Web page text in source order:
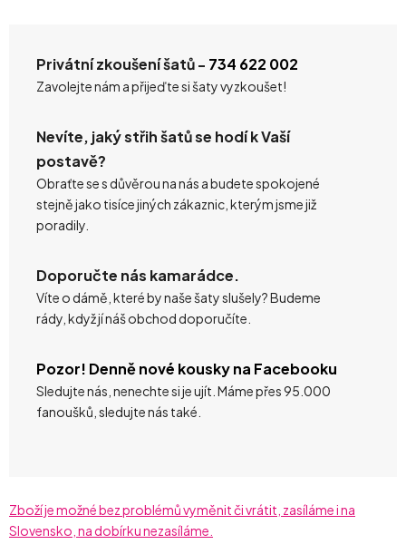
Privátní zkoušení šatů - 734 622 002
Zavolejte nám a přijeďte si šaty vyzkoušet!
Nevíte, jaký střih šatů se hodí k Vaší
postavě?
Obraťte se s důvěrou na nás a budete spokojené
stejně jako tisíce jiných zákaznic, kterým jsme již
poradily.
Doporučte nás kamarádce.
Víte o dámě, které by naše šaty slušely? Budeme
rády, když jí náš obchod doporučíte.
Pozor! Denně nové kousky na Facebooku
Sledujte nás, nenechte si je ujít. Máme přes 95.000
fanoušků, sledujte nás také.
Zboží je možné bez problémů vyměnit či vrátit, zasíláme i na
Slovensko, na dobírku nezasíláme.